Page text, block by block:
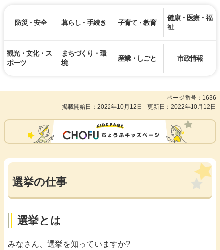
防災・安全 暮らし・手続き 子育て・教育
健康・医療・福
祉
観光・文化・ス
ポーツ
まちづくり・環
境
産業・しごと 市政情報
ページ番号：1636
掲載開始日：2022年10月12日
更新日：2022年10月12日
選挙の仕事
選挙とは
みなさん、選挙を知っていますか?